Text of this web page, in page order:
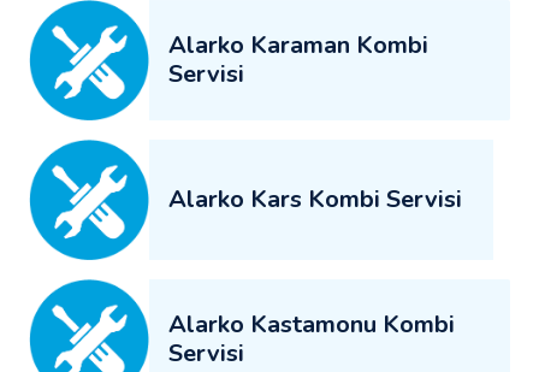
Alarko Karaman Kombi
Servisi
Alarko Kars Kombi Servisi
Alarko Kastamonu Kombi
Servisi